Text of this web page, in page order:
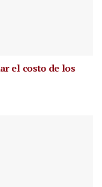
el costo de los